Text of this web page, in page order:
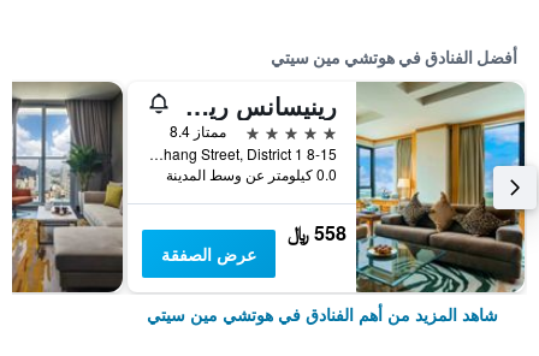
أفضل الفنادق في هوتشي مين سيتي
رينيسانس ريفرسايد هوتل سايجون
5 نجوم
ممتاز 8.4
8-15 Ton Duc Thang Street, District 1, هوتشي مين سيتي, فيتنام
0.0 كيلومتر عن وسط المدينة
558 ﷼
عرض الصفقة
شاهد المزيد من أهم الفنادق في هوتشي مين سيتي